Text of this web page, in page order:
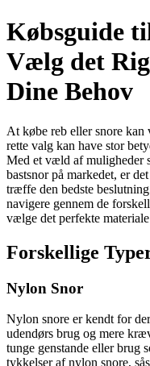
Købsguide
Vælg det
Dine Behov
At købe reb eller snore kan
rette valg kan have stor
Med et væld af muligheder
bastsnor på markedet, er
træffe den bedste
navigere gennem de
vælge det perfekte
Forskellige
Nylon Snor
Nylon snore er kendt for
udendørs brug og mere
tunge genstande eller brug
tykkelser af nylon snore,